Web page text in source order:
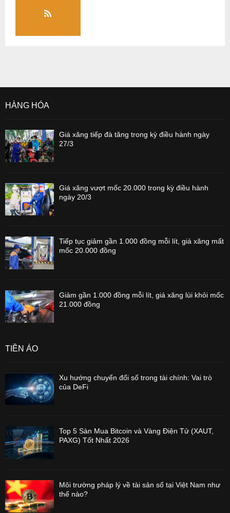
HÀNG HÓA
Giá xăng tiếp đà tăng trong kỳ điều hành ngày
27/3
Giá xăng vượt mốc 20.000 trong kỳ điều hành
ngày 20/3
Tiếp tục giảm gần 1.000 đồng mỗi lít, giá xăng mất
mốc 20.000 đồng
Giảm gần 1.000 đồng mỗi lít, giá xăng lùi khỏi mốc
21.000 đồng
TIỀN ẢO
Xu hướng chuyển đổi số trong tài chính: Vai trò
của DeFi
Top 5 Sàn Mua Bitcoin và Vàng Điện Tử (XAUT,
PAXG) Tốt Nhất 2026
Môi trường pháp lý về tài sản số tại Việt Nam như
thế nào?